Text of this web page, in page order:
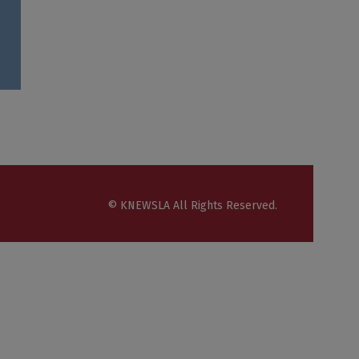
© KNEWSLA All Rights Reserved.